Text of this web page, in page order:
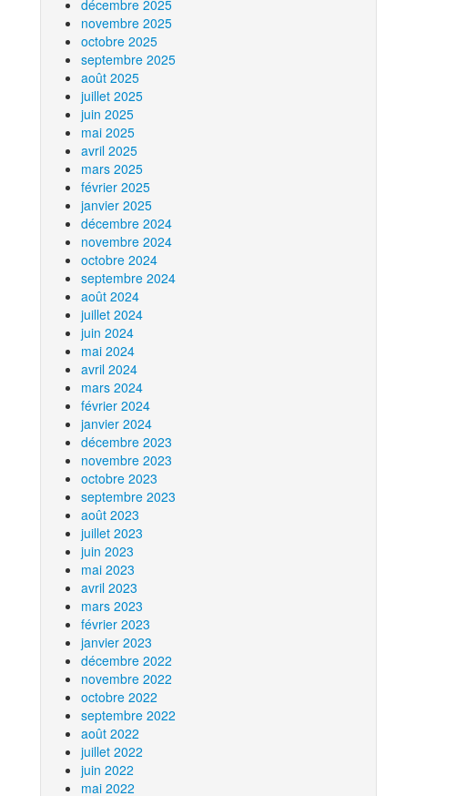
décembre 2025
novembre 2025
octobre 2025
septembre 2025
août 2025
juillet 2025
juin 2025
mai 2025
avril 2025
mars 2025
février 2025
janvier 2025
décembre 2024
novembre 2024
octobre 2024
septembre 2024
août 2024
juillet 2024
juin 2024
mai 2024
avril 2024
mars 2024
février 2024
janvier 2024
décembre 2023
novembre 2023
octobre 2023
septembre 2023
août 2023
juillet 2023
juin 2023
mai 2023
avril 2023
mars 2023
février 2023
janvier 2023
décembre 2022
novembre 2022
octobre 2022
septembre 2022
août 2022
juillet 2022
juin 2022
mai 2022